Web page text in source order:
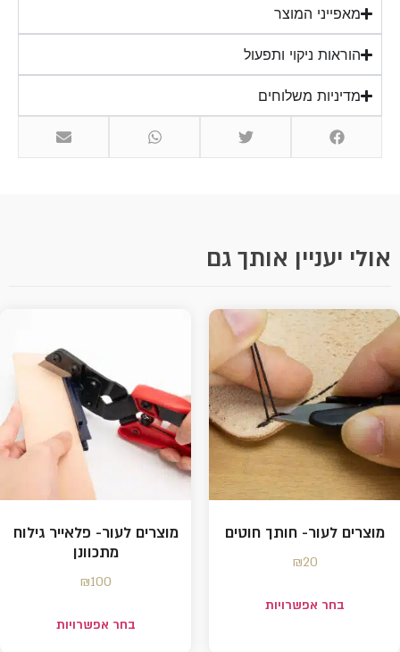
מאפייני המוצר
הוראות ניקוי ותפעול
מדיניות משלוחים
אולי יעניין אותך גם
מוצרים לעור- חותך חוטים
₪20
בחר אפשרויות
מוצרים לעור- פלאייר גילוח
מתכוונן
₪100
בחר אפשרויות